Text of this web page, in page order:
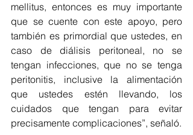
mellitus, entonces es muy importante
que se cuente con este apoyo, pero
también es primordial que ustedes, en
caso de diálisis peritoneal, no se
tengan infecciones, que no se tenga
peritonitis, inclusive la alimentación
que ustedes estén llevando, los
cuidados que tengan para evitar
precisamente complicaciones”, señaló.